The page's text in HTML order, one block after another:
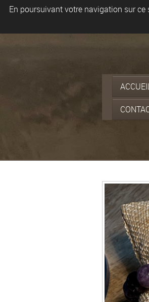
En poursuivant votre navigation sur ce